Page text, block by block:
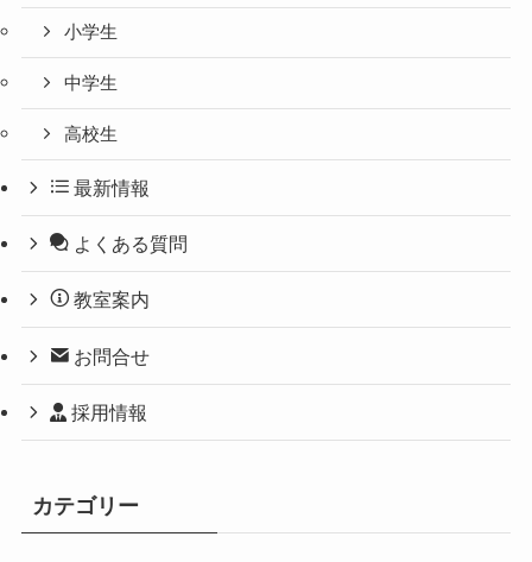
小学生
中学生
高校生
最新情報
よくある質問
教室案内
お問合せ
採用情報
カテゴリー